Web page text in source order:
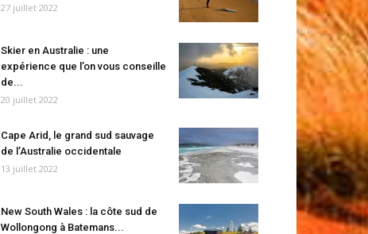
27 juillet 2022
Skier en Australie : une
expérience que l’on vous conseille
de...
20 juillet 2022
Cape Arid, le grand sud sauvage
de l’Australie occidentale
13 juillet 2022
New South Wales : la côte sud de
Wollongong à Batemans...